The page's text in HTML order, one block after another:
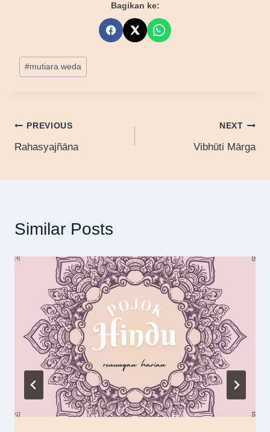
Bagikan ke:
Post
Tags:
#mutiara weda
Post
navigation
PREVIOUS
Rahasyajñāna
NEXT
Vibhūti Mārga
Similar Posts